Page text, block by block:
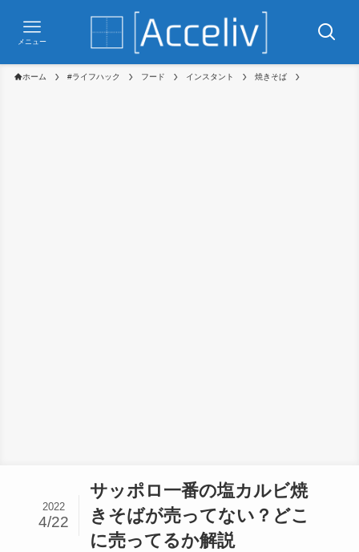
メニュー
ホーム #ライフハック フード インスタント 焼きそば
サッポロ一番の塩カルビ焼
きそばが売ってない？どこ
に売ってるか解説
2022
4/22